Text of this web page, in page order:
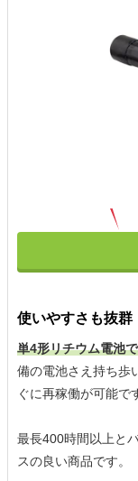
使いやすさも抜群
単4形リチウム電池
備の電池さえ持ち歩
ぐに再稼働が可能で
最長400時間以上と
スの良い商品です。